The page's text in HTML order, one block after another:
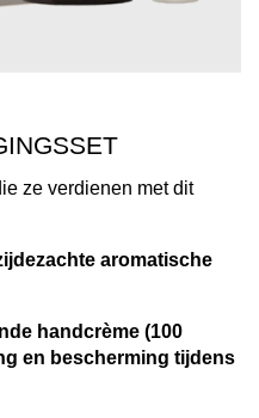
ze verdienen met dit
aromatische
handcrème (100
en bescherming tijdens